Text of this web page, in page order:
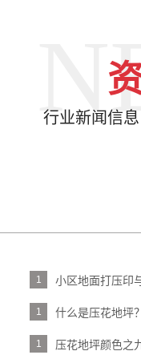
行业新闻信
1 小区地面打压印
1 什么是压花地坪？
1 压花地坪颜色之